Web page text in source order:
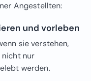
Angestellten:
und vorleben
sie verstehen,
nicht nur
werden.